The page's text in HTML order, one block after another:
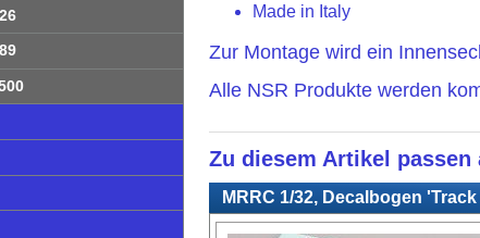
Made in Italy
Zur Montage wird ein
Alle NSR Produkte werden
Zu diesem Artikel
MRRC 1/32, Decalbogen